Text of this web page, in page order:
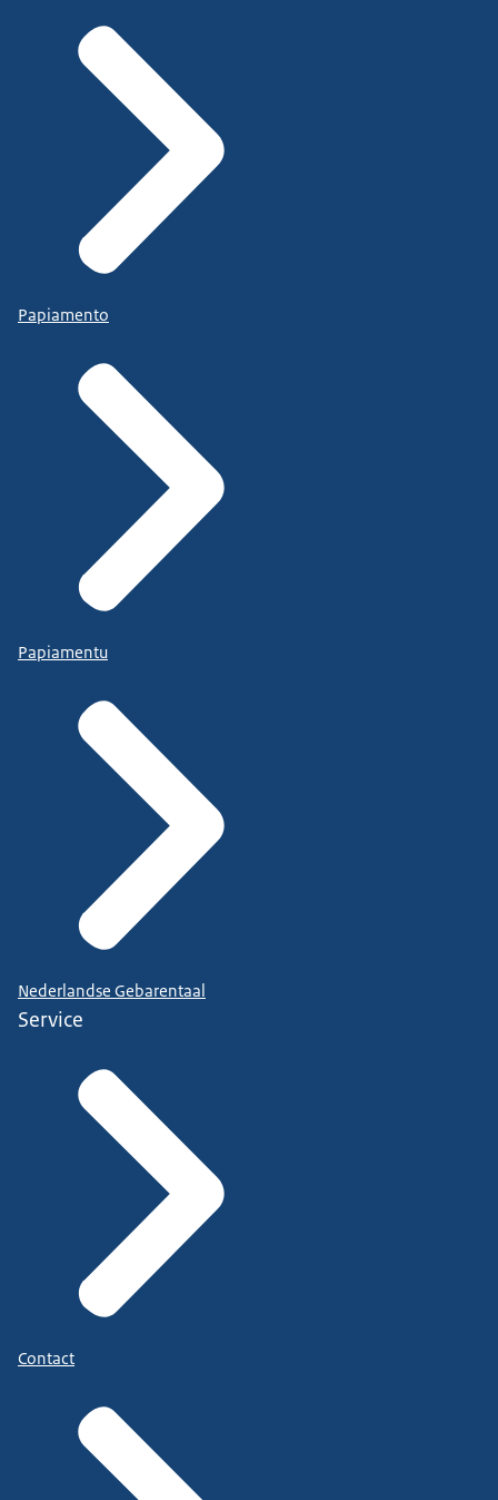
of op de website van de Rijksoverheid. Beeldtekst:
www.rijksoverheid.nl/passendonderwijs Logo
Ministerie van Onderwijs, Cultuur en Wetenschap
verschijnt in beeld. Beeldtekst: Geproduceerd
door de Rijksoverheid. *Muziek einidgt*.
Papiamento
Papiamentu
Nederlandse Gebarentaal
Service
Contact